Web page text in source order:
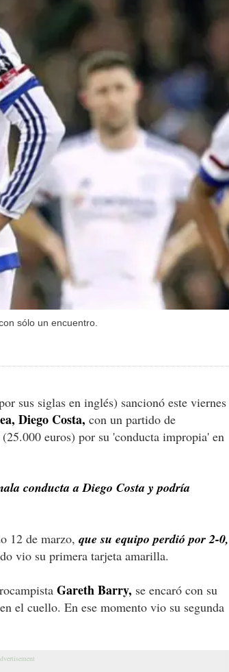
sólo un encuentro.
sus siglas en inglés) sancionó este viernes
Diego Costa, con un partido de
euros) por su 'conducta impropia' en
conducta a Diego Costa y podría
12 de marzo, que su equipo perdió por 2-0,
vio su primera tarjeta amarilla.
Gareth Barry, se encaró con su
el cuello. En ese momento vio su segunda